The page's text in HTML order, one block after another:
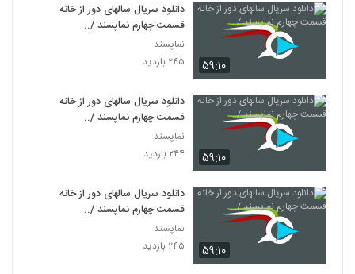
۵۹:۱۰
دانلود سریال سالهای دور از خانه
قسمت چهارم نماپسند /..
نماپسند
۲۴۵ بازدید
۵۹:۱۰
دانلود سریال سالهای دور از خانه
قسمت چهارم نماپسند /..
نماپسند
۲۴۴ بازدید
۵۹:۱۰
دانلود سریال سالهای دور از خانه
قسمت چهارم نماپسند /..
نماپسند
۲۴۵ بازدید